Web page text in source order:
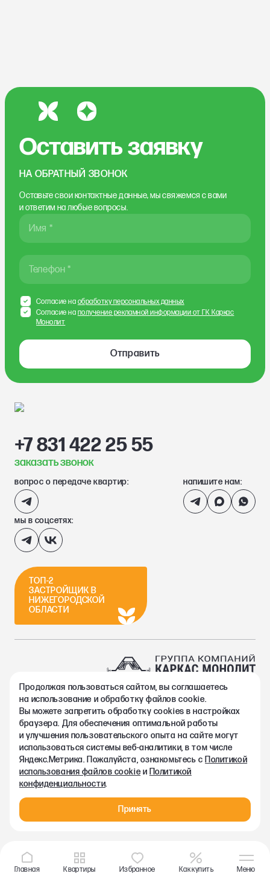
Оставить заявку
НА ОБРАТНЫЙ ЗВОНОК
Оставьте свои контактные данные, мы свяжемсяс вами
и ответим на любые вопросы.
Имя *
Телефон *
Отправить
Согласие на обработку персональных данных
Согласие на получение рекламной информации от ГК Каркас
Монолит
+7 831 422 25 55
заказать звонок
вопрос о передаче квартир: напишите нам:
мы в соцсетях:
ТОП-2
ЗАСТРОЙЩИК В
НИЖЕГОРОДСКОЙ
ОБЛАСТИ
2002-2026. Группа компаний Каркас Монолит
Политика конфиденциальности
Правовая информация
Согласие на обработку персональных данных
Согласие на получение рекламно-информационных материалов
Любая информация, представленная на данном сайте, носит
исключительно информационный характер и ни при каких
условиях не является публичной офертой, определяемой
Главная Квартиры Избранное Как купить Меню
Продолжая пользоваться сайтом, вы соглашаетесь
на использование и обработку файлов cookie.
Вы можете запретить обработку сookies в настройках
браузера. Для обеспечения оптимальной работы
и улучшения пользовательского опыта на сайте могут
использоваться системы веб-аналитики, в том числе
Яндекс.Метрика. Пожалуйста, ознакомьтесь с Политикой
использования файлов cookieи Политикой
конфиденциальности.
Принять